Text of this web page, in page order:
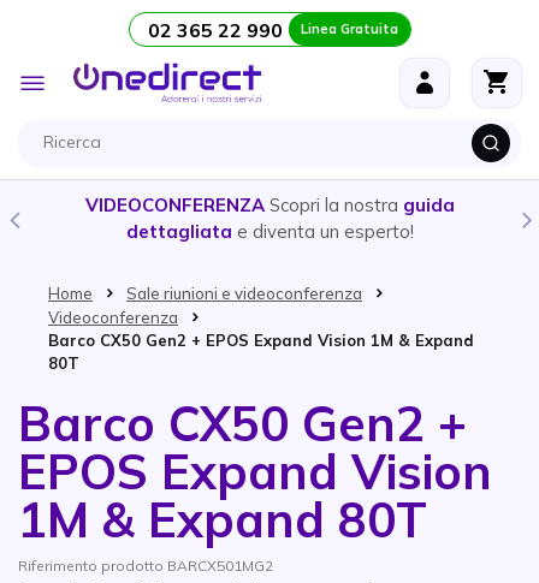
Salta al contenuto 02 365 22 990 Linea Gratuita
Toggle
Nav
VIDEOCONFERENZA Scopri la nostra guida
dettagliata e diventa un esperto!
Home
Sale riunioni e videoconferenza
Videoconferenza
Barco CX50 Gen2 + EPOS Expand Vision 1M & Expand
80T
Barco CX50 Gen2 +
EPOS Expand Vision
1M & Expand 80T
Riferimento prodotto BARCX501MG2